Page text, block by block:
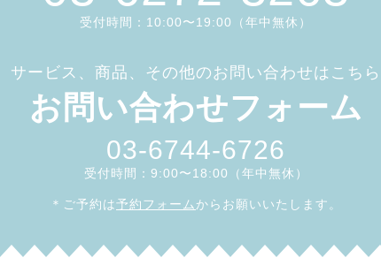
受付時間：10:00〜19:00（年中無休）
サービス、商品、その他のお問い合わせはこちら
お問い合わせフォーム
03-6744-6726
受付時間：9:00〜18:00（年中無休）
＊ご予約は予約フォーム からお願いいたします。